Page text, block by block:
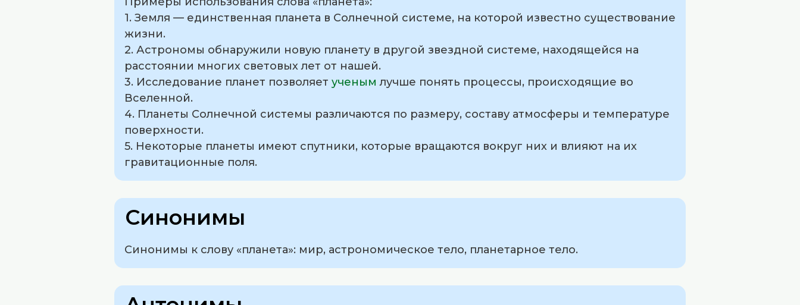
1. Земля — единственная планета в Солнечной системе, на которой известно существование
жизни.
2. Астрономы обнаружили новую планету в другой звездной системе, находящейся на
расстоянии многих световых лет от нашей.
3. Исследование планет позволяет ученым лучше понять процессы, происходящие во
Вселенной.
4. Планеты Солнечной системы различаются по размеру, составу атмосферы и температуре
поверхности.
5. Некоторые планеты имеют спутники, которые вращаются вокруг них и влияют на их
гравитационные поля.
Синонимы
Синонимы к слову «планета»: мир, астрономическое тело, планетарное тело.